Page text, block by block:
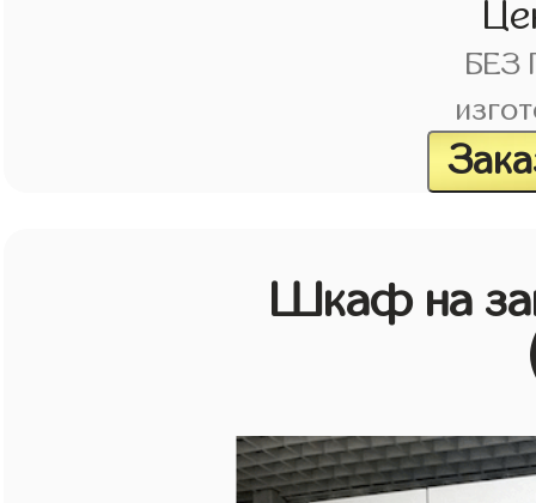
БЕЗ
Шкаф на